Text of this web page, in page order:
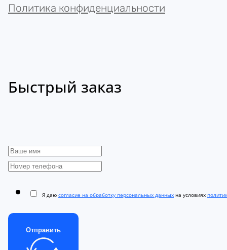
Политика конфиденциальности
Быстрый заказ
Я даю согласие на обработку персональных данных на условиях
Отправить